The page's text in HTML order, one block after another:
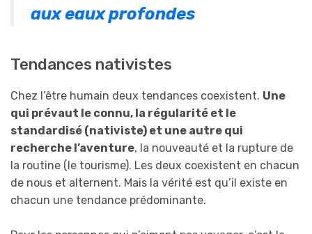
aux eaux profondes
Tendances nativistes
Chez l’être humain deux tendances coexistent. Une
qui prévaut le connu, la régularité et le
standardisé (nativiste) et une autre qui
recherche l’aventure, la nouveauté et la rupture de
la routine (le tourisme). Les deux coexistent en chacun
de nous et alternent. Mais la vérité est qu’il existe en
chacun une tendance prédominante.